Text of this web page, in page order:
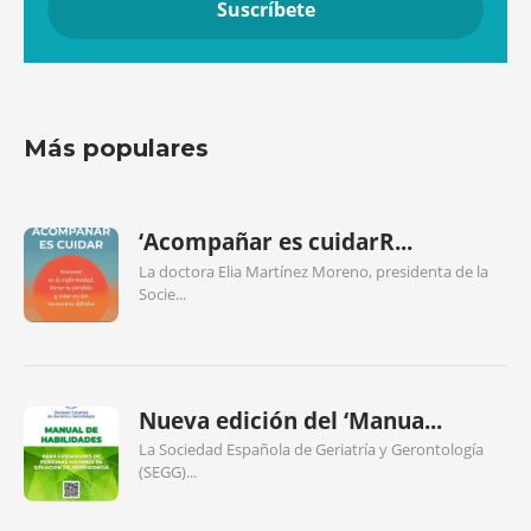
Más populares
‘Acompañar es cuidarR...
La doctora Elia Martínez Moreno, presidenta de la
Socie...
Nueva edición del ‘Manua...
La Sociedad Española de Geriatría y Gerontología
(SEGG)...